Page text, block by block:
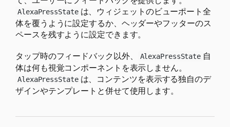
AlexaPressState は、ウィジェットのビューポート全
体を覆うように設定するか、ヘッダーやフッターのス
ペースを残すように設定できます。
タップ時のフィードバック以外、 AlexaPressState 自
体は何も視覚コンポーネントを表示しません。
AlexaPressState は、コンテンツを表示する独自のデ
ザインやテンプレートと併せて使用します。